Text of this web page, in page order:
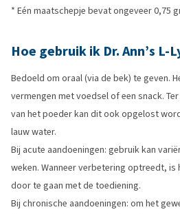
* Eén maatschepje bevat ongeveer 0,75
Hoe gebruik ik Dr. Ann’s L-
Bedoeld om oraal (via de bek) te geven.
vermengen met voedsel of een snack.
van het poeder kan dit ook opgelost
lauw water.
Bij acute aandoeningen: gebruik kan
weken. Wanneer verbetering optreedt, is
door te gaan met de toediening.
Bij chronische aandoeningen: om het